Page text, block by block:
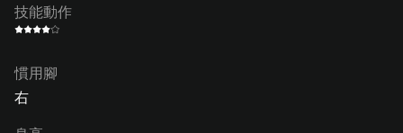
技能動作
慣用腳
右